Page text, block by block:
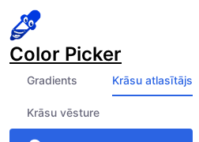
Color Picker
Gradients Krāsu atlasītājs
Krāsu vēsture